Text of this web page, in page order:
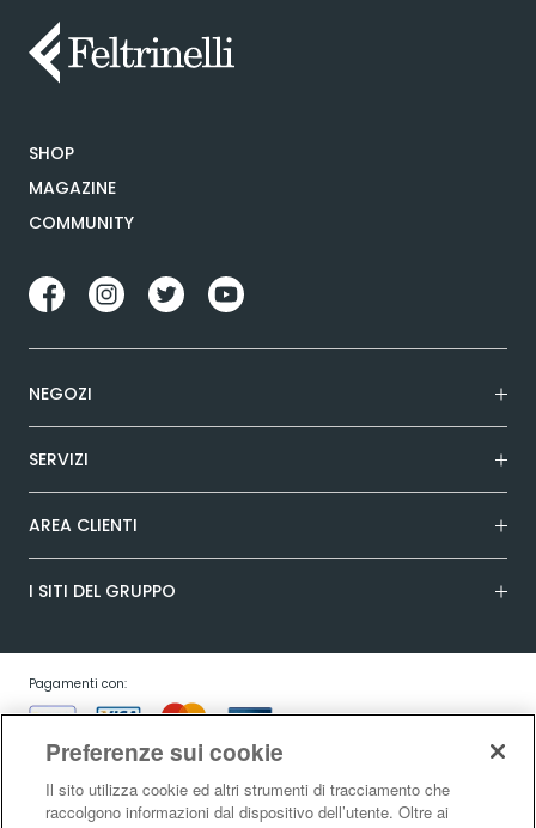
SHOP
MAGAZINE
COMMUNITY
NEGOZI
SERVIZI
AREA CLIENTI
I SITI DEL GRUPPO
Pagamenti con:
Preferenze sui cookie
Il sito utilizza cookie ed altri strumenti di tracciamento che
raccolgono informazioni dal dispositivo dell’utente. Oltre ai